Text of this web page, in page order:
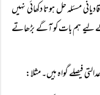
مسئلہ حل ہوتا دکھائی نہیں
لیے ہم بات کو آگے بڑھاتے
فیصلے گواہ ہیں۔ مثلا: